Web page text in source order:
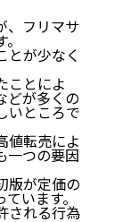
、フリマサ
とが少なく
ことによ
どが多くの
いところで
値転売によ
一つの要因
版が定価の
ています。
される行為